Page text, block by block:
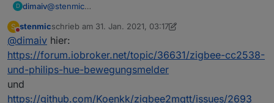
D dimaiv@stenmic
bekannt?
S
Nicht stören
stenmicschrieb am 31. Jan. 2021, 03:17
zuletzt editiert von stenmic
@dimaiv hier:
https://forum.iobroker.net/topic/36631/zigbee-cc2538-
und-philips-hue-bewegungsmelder
und
https://github.com/Koenkk/zigbee2mqtt/issues/2693